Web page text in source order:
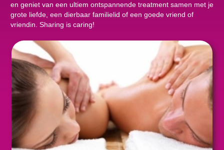
en geniet van een ultiem ontspannende treatment samen met je
grote liefde, een dierbaar familielid of een goede vriend of
vriendin. Sharing is caring!